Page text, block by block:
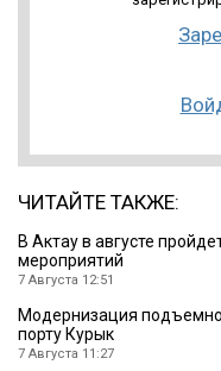
ЧИТАЙТЕ ТАКЖЕ:
В Актау в августе
мероприятий
7 Августа 12:51
Модернизация
порту Курык
7 Августа 11:27